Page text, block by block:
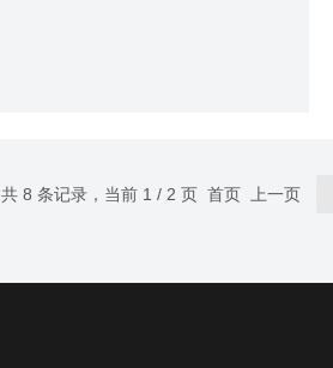
共 8 条记录，当前 1 / 2 页 首页 上一页